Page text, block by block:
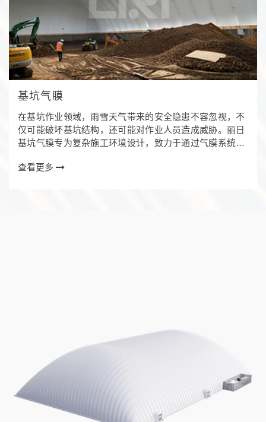
基坑气膜
在基坑作业领域，雨雪天气带来的安全隐患不容忽视，不
仅可能破坏基坑结构，还可能对作业人员造成威胁。丽日
基坑气膜专为复杂施工环境设计，致力于通过气膜系统为
工...
查看更多